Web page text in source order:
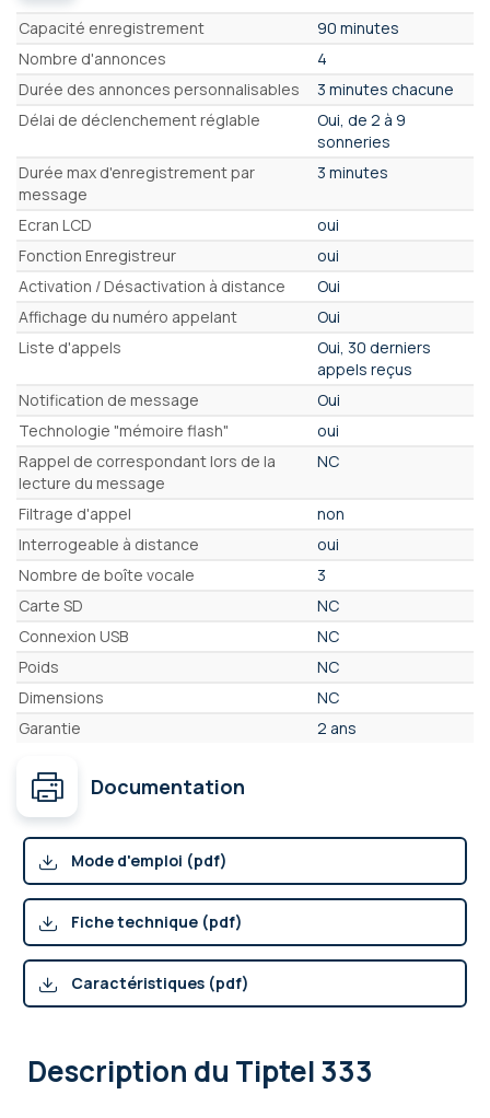
Caractéristiques
Capacité enregistrement
90 minutes
Nombre d'annonces
4
Durée des annonces personnalisables
3 minutes chacune
Délai de déclenchement réglable
Oui, de 2 à 9
sonneries
Durée max d'enregistrement par
message
3 minutes
Ecran LCD
oui
Fonction Enregistreur
oui
Activation / Désactivation à distance
Oui
Affichage du numéro appelant
Oui
Liste d'appels
Oui, 30 derniers
appels reçus
Notification de message
Oui
Technologie "mémoire flash"
oui
Rappel de correspondant lors de la
lecture du message
NC
Filtrage d'appel
non
Interrogeable à distance
oui
Nombre de boîte vocale
3
Carte SD
NC
Connexion USB
NC
Poids
NC
Dimensions
NC
Garantie
2 ans
Documentation
Mode d'emploi (pdf)
Fiche technique (pdf)
Caractéristiques (pdf)
Description du Tiptel 333